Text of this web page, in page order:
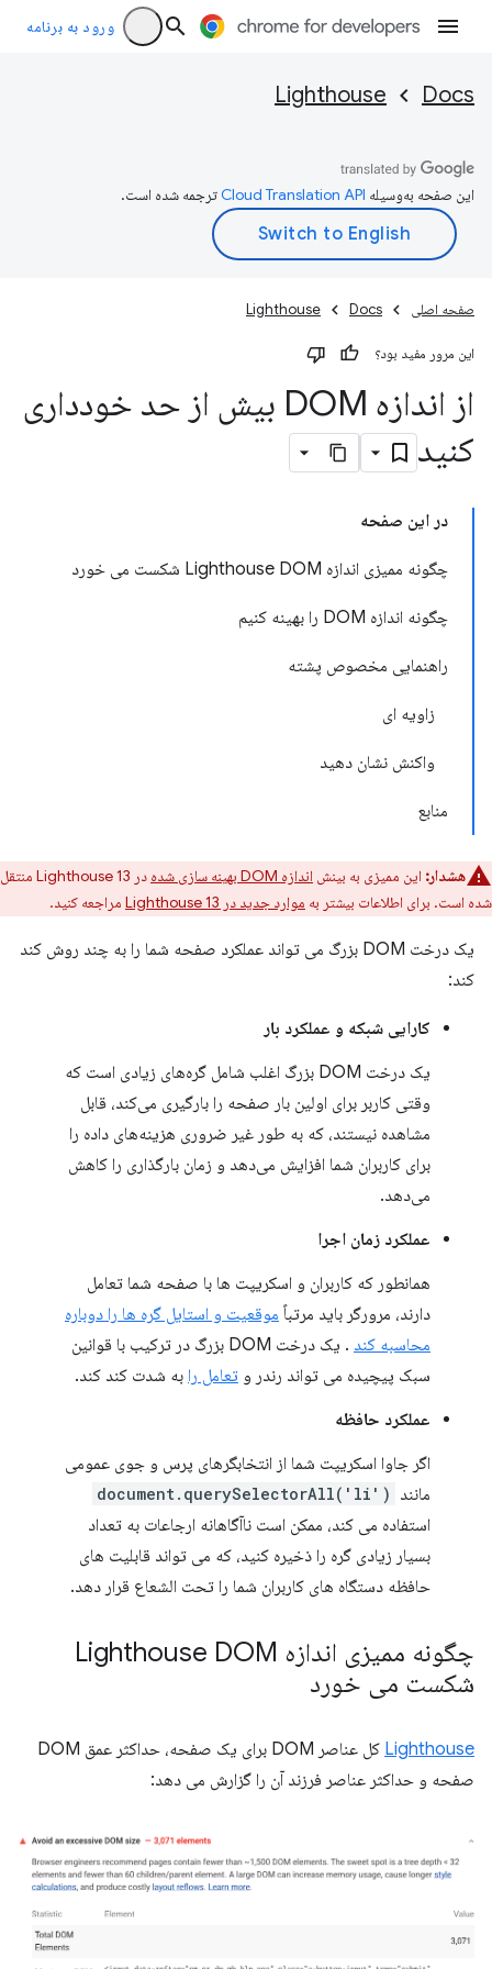
ورود به برنامه
Docs
Lighthouse
این صفحه به‌وسیله ترجمه شده است.
صفحه اصلی Docs
Lighthouse
این مرور مفید بود؟
از اندازه DOM بیش از حد خودداری
کنید
در این صفحه
چگونه ممیزی اندازه Lighthouse DOM شکست می خورد
چگونه اندازه DOM را بهینه کنیم
راهنمایی مخصوص پشته
زاویه ای
واکنش نشان دهید
منابع
هشدار: این ممیزی به بینش اندازه DOM بهینه سازی شده
در Lighthouse 13 منتقل
شده است. برای اطلاعات بیشتر به موارد جدید در Lighthouse 13 مراجعه کنید.
یک درخت DOM بزرگ می تواند عملکرد صفحه شما را به چند روش کند
کند:
کارایی شبکه و عملکرد بار
یک درخت DOM بزرگ اغلب شامل گره‌های زیادی است که
وقتی کاربر برای اولین بار صفحه را بارگیری می‌کند، قابل
مشاهده نیستند، که به طور غیر ضروری هزینه‌های داده را
برای کاربران شما افزایش می‌دهد و زمان بارگذاری را کاهش
می‌دهد.
عملکرد زمان اجرا
همانطور که کاربران و اسکریپت ها با صفحه شما تعامل
دارند، مرورگر باید مرتباً موقعیت و استایل گره ها را دوباره
محاسبه کند
. یک درخت DOM بزرگ در ترکیب با قوانین
سبک پیچیده می تواند رندر و تعامل را به شدت کند کند.
عملکرد حافظه
اگر جاوا اسکریپت شما از انتخابگرهای پرس و جوی عمومی
مانند document.querySelectorAll('li')
استفاده می کند، ممکن است ناآگاهانه ارجاعات به تعداد
بسیار زیادی گره را ذخیره کنید، که می تواند قابلیت های
حافظه دستگاه های کاربران شما را تحت الشعاع قرار دهد.
چگونه ممیزی اندازه Lighthouse DOM
شکست می خورد
Lighthouse
کل عناصر DOM برای یک صفحه، حداکثر عمق DOM
صفحه و حداکثر عناصر فرزند آن را گزارش می دهد: